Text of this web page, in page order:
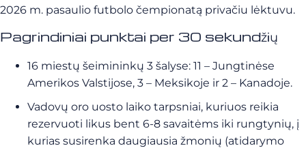
2026 m. pasaulio futbolo čempionatą privačiu lėktuvu.
Pagrindiniai punktai per 30 sekundžių
16 miestų šeimininkų 3 šalyse: 11 – Jungtinėse
Amerikos Valstijose, 3 – Meksikoje ir 2 – Kanadoje.
Vadovų oro uosto laiko tarpsniai, kuriuos reikia
rezervuoti likus bent 6-8 savaitėms iki rungtynių, į
kurias susirenka daugiausia žmonių (atidarymo